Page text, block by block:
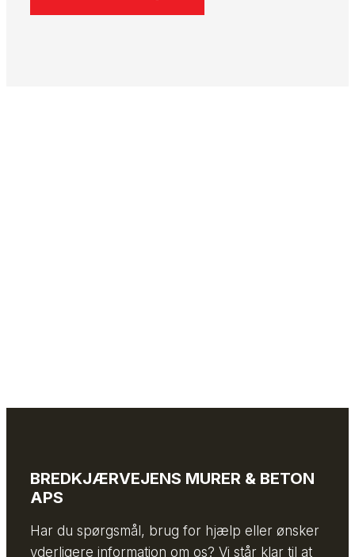
BREDKJÆRVEJENS MURER & BETON
APS
Har du spørgsmål, brug for hjælp eller ønsker
yderligere information om os? Vi står klar til at